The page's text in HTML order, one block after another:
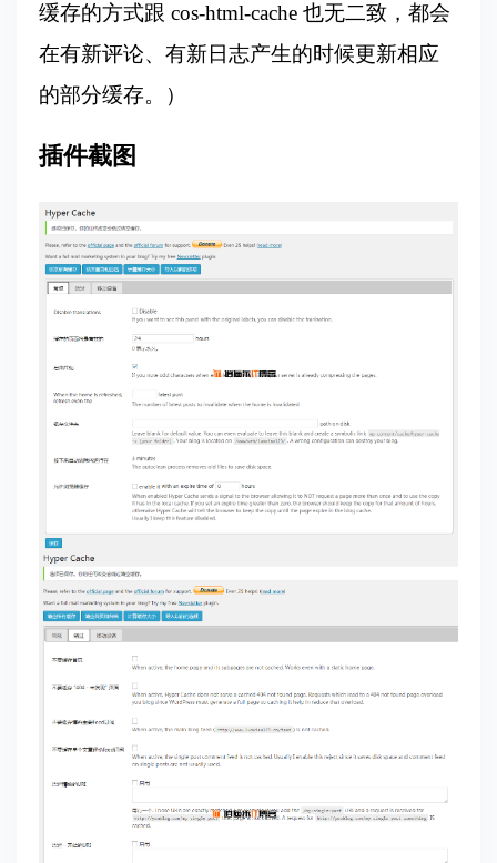
缓存的方式跟 cos-html-cache 也无二致，都会
在有新评论、有新日志产生的时候更新相应
的部分缓存。）
插件截图